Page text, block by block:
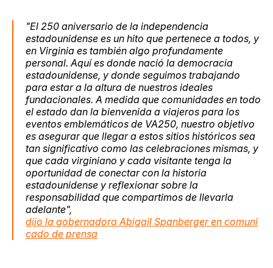
"El 250 aniversario de la independencia
estadounidense es un hito que pertenece a todos, y
en Virginia es también algo profundamente
personal. Aquí es donde nació la democracia
estadounidense, y donde seguimos trabajando
para estar a la altura de nuestros ideales
fundacionales. A medida que comunidades en todo
el estado dan la bienvenida a viajeros para los
eventos emblemáticos de VA250, nuestro objetivo
es asegurar que llegar a estos sitios históricos sea
tan significativo como las celebraciones mismas, y
que cada virginiano y cada visitante tenga la
oportunidad de conectar con la historia
estadounidense y reflexionar sobre la
responsabilidad que compartimos de llevarla
adelante",
dijo la gobernadora Abigail Spanberger en comuni
cado de prensa